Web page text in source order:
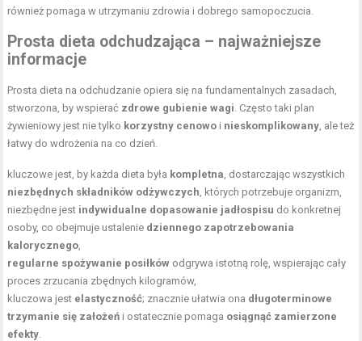
również pomaga w utrzymaniu zdrowia i dobrego samopoczucia.
Prosta dieta odchudzająca – najważniejsze
informacje
Prosta dieta na odchudzanie opiera się na fundamentalnych zasadach,
stworzona, by wspierać zdrowe gubienie wagi . Często taki plan
żywieniowy jest nie tylko korzystny cenowo i nieskomplikowany , ale też
łatwy do wdrożenia na co dzień.
kluczowe jest, by każda dieta była kompletna , dostarczając wszystkich
niezbędnych składników odżywczych , których potrzebuje organizm,
niezbędne jest indywidualne dopasowanie jadłospisu do konkretnej
osoby, co obejmuje ustalenie dziennego zapotrzebowania
kalorycznego
regularne spożywanie posiłków odgrywa istotną rolę, wspierając cały
proces zrzucania zbędnych kilogramów,
kluczowa jest elastyczność; znacznie ułatwia ona długoterminowe
trzymanie się założeń i ostatecznie pomaga osiągnąć zamierzone
efekty